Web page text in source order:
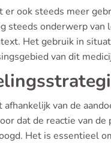
ook steeds meer
onderwerp van
Het gebruik in
van dit
van de
dat de reactie van
Het is essentieel